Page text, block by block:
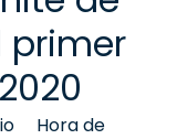
primer
Hora de